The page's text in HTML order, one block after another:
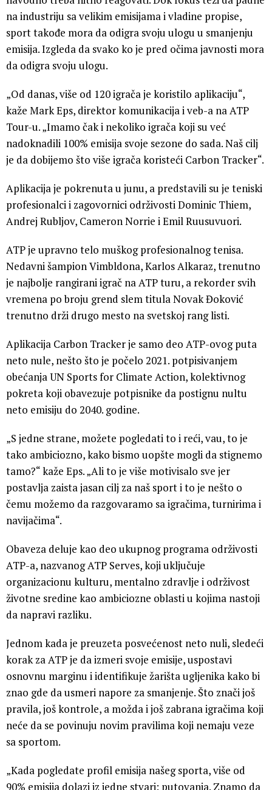
na industriju sa velikim emisijama i vladine propise,
sport takođe mora da odigra svoju ulogu u smanjenju
emisija. Izgleda da svako ko je pred očima javnosti mora
da odigra svoju ulogu.
„Od danas, više od 120 igrača je koristilo aplikaciju“,
kaže Mark Eps, direktor komunikacija i veb-a na ATP
Tour-u. „Imamo čak i nekoliko igrača koji su već
nadoknadili 100% emisija svoje sezone do sada. Naš cilj
je da dobijemo što više igrača koristeći Carbon Tracker“.
Aplikacija je pokrenuta u junu, a predstavili su je teniski
profesionalci i zagovornici održivosti Dominic Thiem,
Andrej Rubljov, Cameron Norrie i Emil Ruusuvuori.
ATP je upravno telo muškog profesionalnog tenisa.
Nedavni šampion Vimbldona, Karlos Alkaraz, trenutno
je najbolje rangirani igrač na ATP turu, a rekorder svih
vremena po broju grend slem titula Novak Đoković
trenutno drži drugo mesto na svetskoj rang listi.
Aplikacija Carbon Tracker je samo deo ATP-ovog puta
neto nule, nešto što je počelo 2021. potpisivanjem
obećanja UN Sports for Climate Action, kolektivnog
pokreta koji obavezuje potpisnike da postignu nultu
neto emisiju do 2040. godine.
„S jedne strane, možete pogledati to i reći, vau, to je
tako ambiciozno, kako bismo uopšte mogli da stignemo
tamo?“ kaže Eps. „Ali to je više motivisalo sve jer
postavlja zaista jasan cilj za naš sport i to je nešto o
čemu možemo da razgovaramo sa igračima, turnirima i
navijačima“.
Obaveza deluje kao deo ukupnog programa održivosti
ATP-a, nazvanog ATP Serves, koji uključuje
organizacionu kulturu, mentalno zdravlje i održivost
životne sredine kao ambiciozne oblasti u kojima nastoji
da napravi razliku.
Jednom kada je preuzeta posvećenost neto nuli, sledeći
korak za ATP je da izmeri svoje emisije, uspostavi
osnovnu marginu i identifikuje žarišta ugljenika kako bi
znao gde da usmeri napore za smanjenje. Što znači još
pravila, još kontrole, a možda i još zabrana igračima koji
neće da se povinuju novim pravilima koji nemaju veze
sa sportom.
„Kada pogledate profil emisija našeg sporta, više od
90% emisija dolazi iz jedne stvari: putovanja. Znamo da